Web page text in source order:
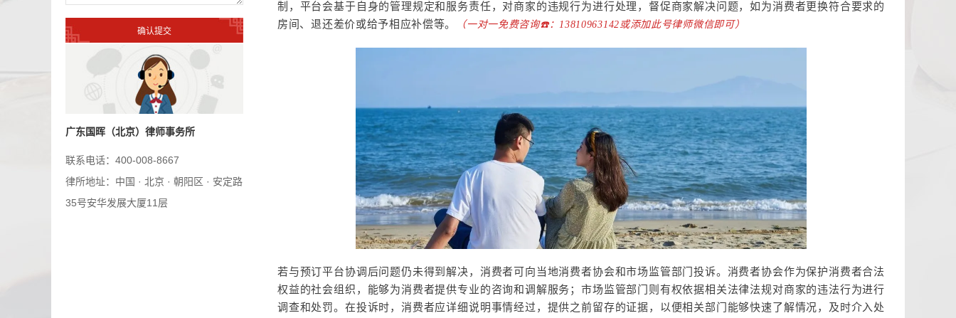
广东国晖（北京）律师事务所
联系电话：400-008-8667
律所地址：中国 · 北京 · 朝阳区 · 安定路
35号安华发展大厦11层
制，平台会基于自身的管理规定和服务责任，对商家的违规行为进行处理，督促商家解决问题，如为消费者更换符合要求的
房间、退还差价或给予相应补偿等。
（一对一免费咨询☎️：13810963142或添加此号律师微信即可）
若与预订平台协调后问题仍未得到解决，消费者可向当地消费者协会和市场监管部门投诉。消费者协会作为保护消费者合法
权益的社会组织，能够为消费者提供专业的咨询和调解服务；市场监管部门则有权依据相关法律法规对商家的违法行为进行
调查和处罚。在投诉时，消费者应详细说明事情经过，提供之前留存的证据，以便相关部门能够快速了解情况，及时介入处